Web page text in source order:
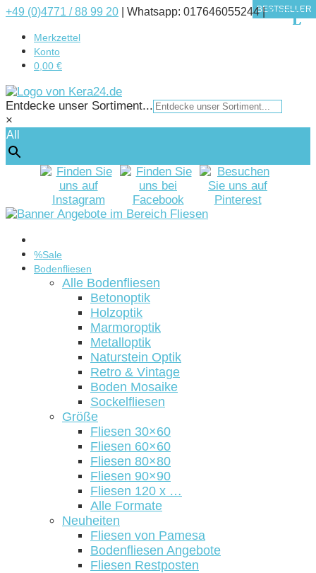
+49 (0)4771 / 88 99 20 Whatsapp: 017646055244 |Kontakt
Merkzettel
Konto
0,00 €
Entdecke unser Sortiment...
×
All
%Sale
Bodenfliesen
Alle Bodenfliesen
Betonoptik
Holzoptik
Marmoroptik
Metalloptik
Naturstein Optik
Retro & Vintage
Boden Mosaike
Sockelfliesen
Größe
Fliesen 30×60
Fliesen 60×60
Fliesen 80×80
Fliesen 90×90
Fliesen 120 x …
Alle Formate
Neuheiten
Fliesen von Pamesa
Bodenfliesen Angebote
Fliesen Restposten
BESTSELLER
BESTSELLER
BESTSELLER
BESTSELLER